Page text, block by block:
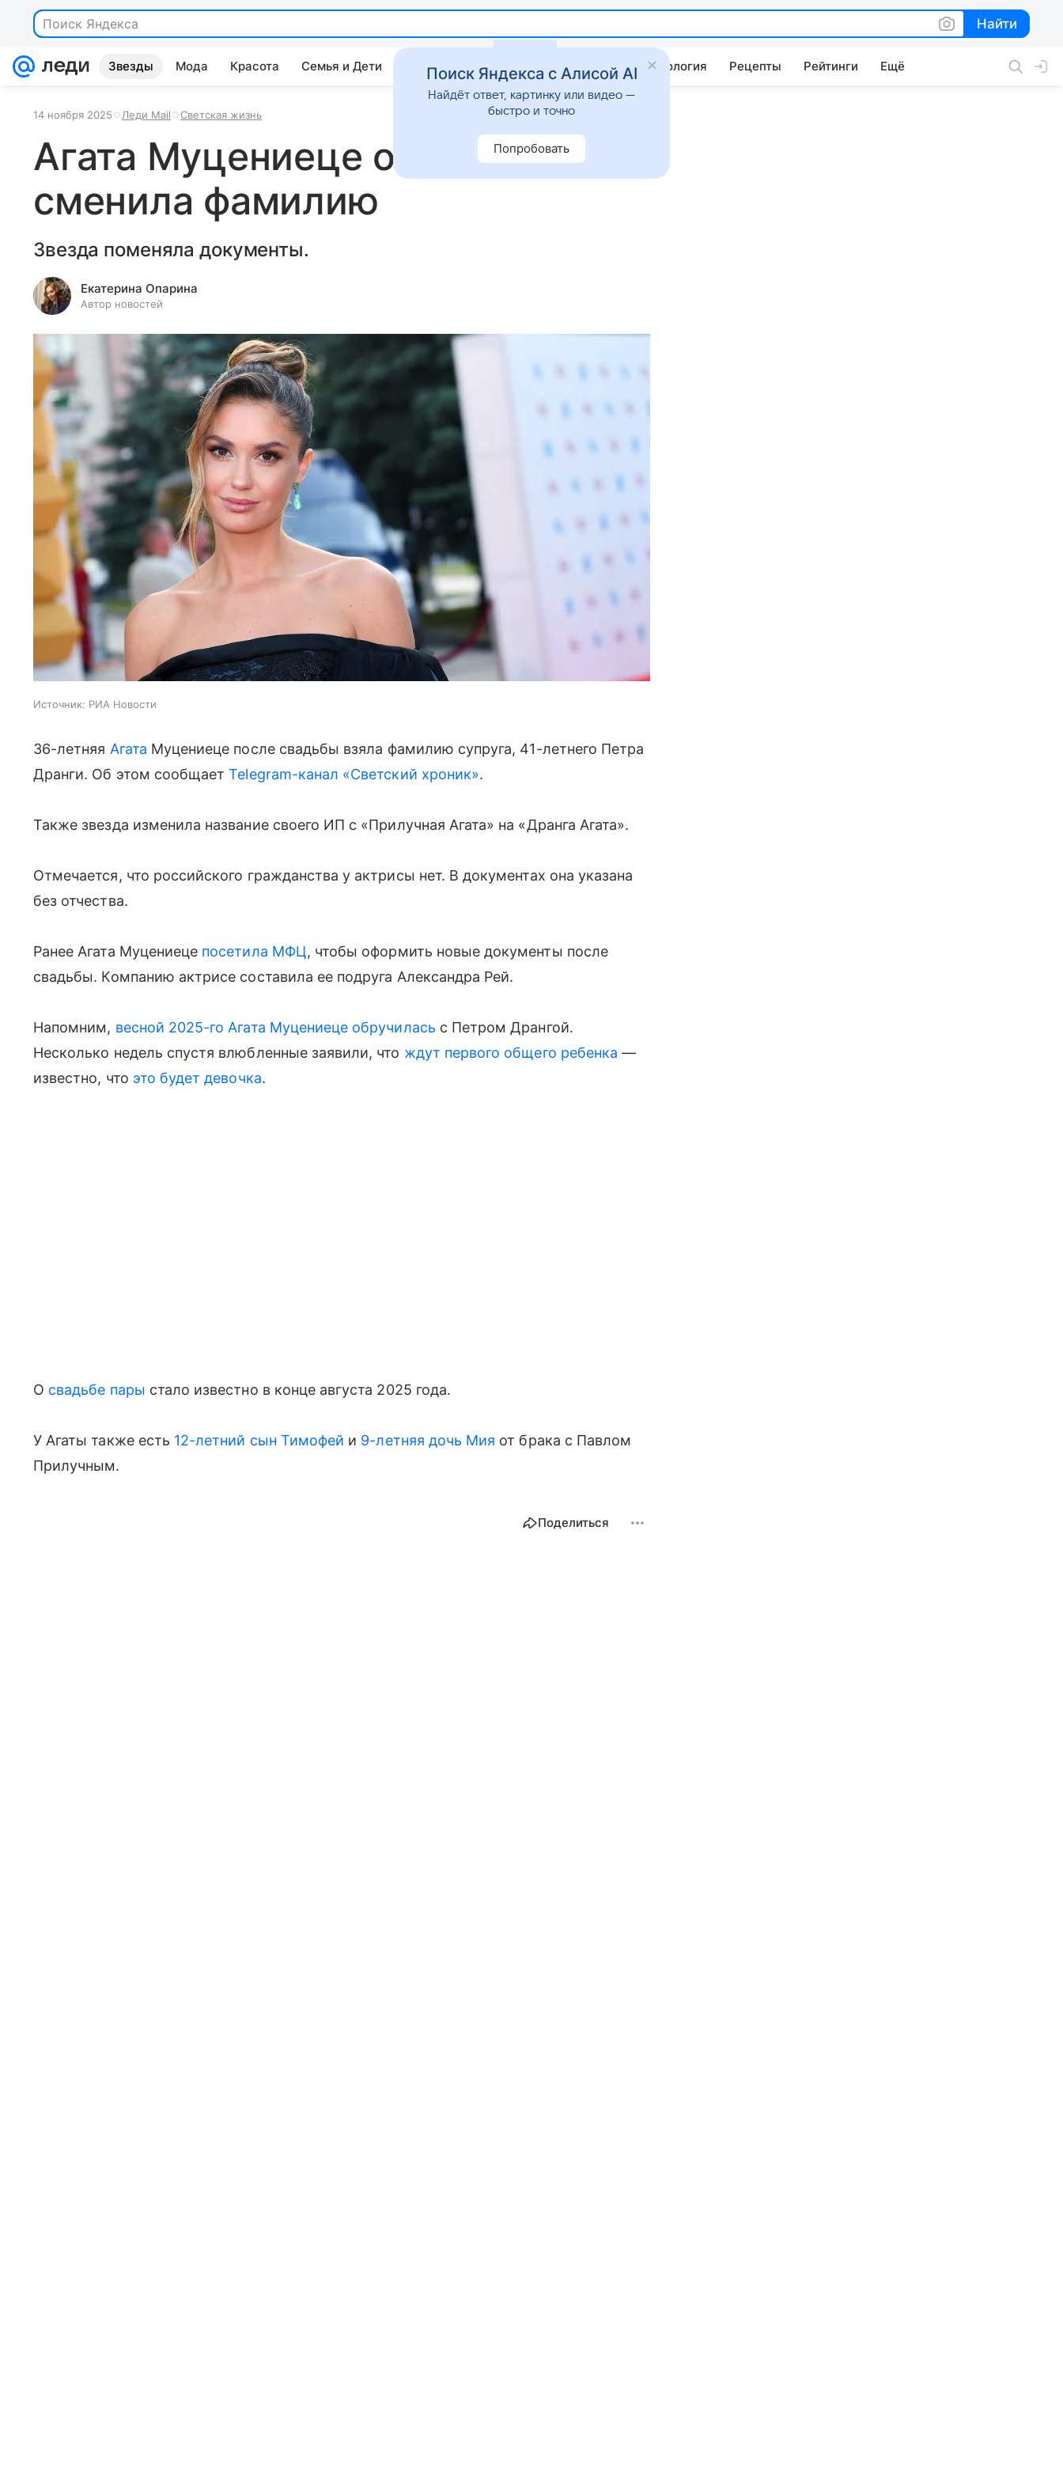
Поиск Яндекса Найти
Найти
Звезды Мода Красота Семья и Дети Дом Гороскопы Стиль жизни Психология Рецепты Рейтинги Ещё
14 ноября 2025 Леди Mail Светская жизнь
Агата Муцениеце официально
сменила фамилию
Звезда поменяла документы.
Екатерина Опарина
Автор новостей
Источник: РИА Новости
36-летняя Агата Муцениеце после свадьбы взяла фамилию супруга, 41-летнего Петра
Дранги. Об этом сообщаетTelegram-канал «Светский хроник».
Также звезда изменила название своего ИП с «Прилучная Агата» на «Дранга Агата».
Отмечается, что российского гражданства у актрисы нет. В документах она указана
без отчества.
Ранее Агата Муцениеце посетила МФЦ, чтобы оформить новые документы после
свадьбы. Компанию актрисе составила ее подруга Александра Рей.
Напомним, весной 2025-го Агата Муцениеце обручилась с Петром Дрангой.
Несколько недель спустя влюбленные заявили, что ждут первого общего ребенка —
известно, что это будет девочка.
О свадьбе пары стало известно в конце августа 2025 года.
У Агаты также есть 12-летний сын Тимофей и 9-летняя дочь Мия от брака с Павлом
Прилучным.
Поделиться
Поиск Яндекса с Алисой AI
Найдёт ответ, картинку или видео —
быстро и точно
Попробовать